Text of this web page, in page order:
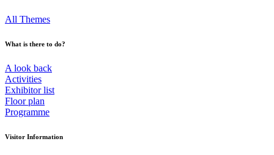
All Themes
What is there to do?
A look back
Activities
Exhibitor list
Floor plan
Programme
Visitor Information